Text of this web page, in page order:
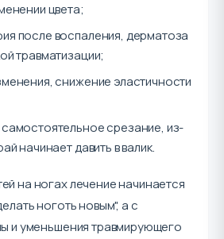
цвета;
после воспаления, дерматоза
травматизации;
снижение эластичности
срезание, из-
начинает давить в валик.
на ногах лечение начинается
ноготь новым", а с
и уменьшения травмирующего